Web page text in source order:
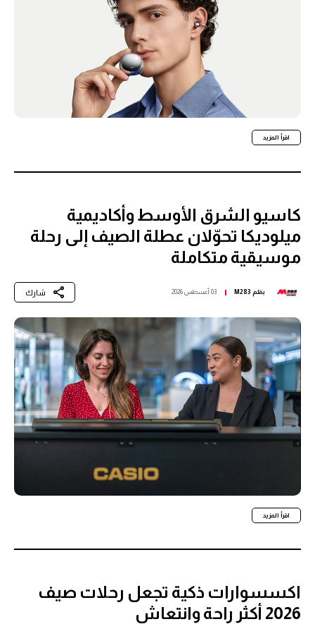
اقرأ المزيد
كاسيو الشرق الأوسط وأكاديمية
ميلوديكا تحوّلان عطلة الصيف إلى رحلة
موسيقية متكاملة
بقلم M283 03 أغسطس 2026 شارك
اقرأ المزيد
اكسسوارات ذكية تجعل رحلات صيف
2026 أكثر راحة وانتعاش